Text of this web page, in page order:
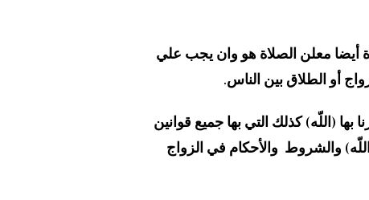
أيضا معلن الصلاة هو وان يجب علي
أو الطلاق بين الناس.
(اللّه) كذلك التي بها جميع قوانين
والشروط والأحكام في الزواج